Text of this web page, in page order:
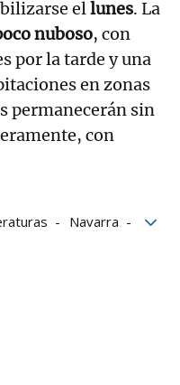
ellunes. La
nuboso, con
por la tarde y una
en zonas
permanecerán sin
con
Navarra